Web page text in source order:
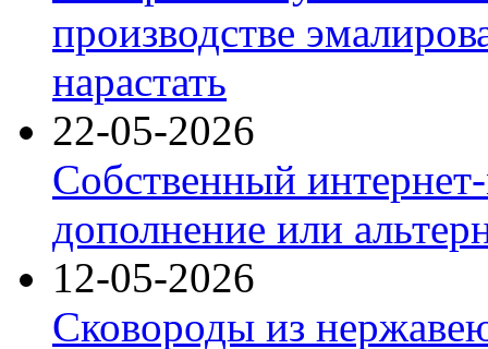
производстве
нарастать
22-05-2026
Собственный
дополнение или
12-05-2026
Сковороды из